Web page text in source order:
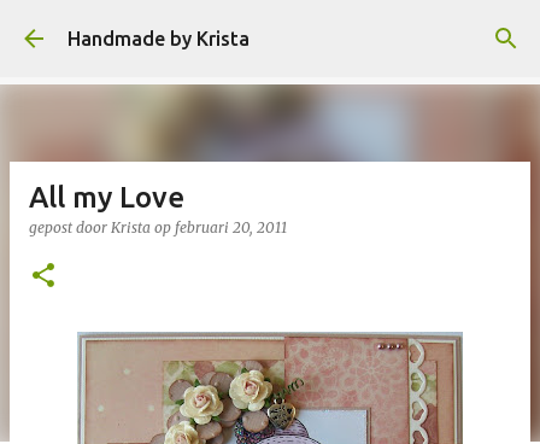
Doorgaan naar hoofdcontent
Handmade by Krista
All my Love
gepost door Krista op februari 20, 2011